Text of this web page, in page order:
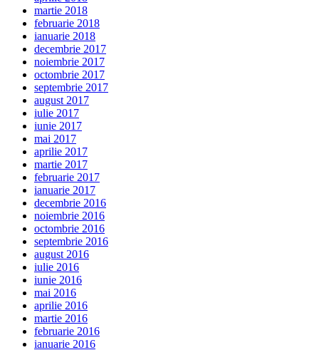
martie 2018
februarie 2018
ianuarie 2018
decembrie 2017
noiembrie 2017
octombrie 2017
septembrie 2017
august 2017
iulie 2017
iunie 2017
mai 2017
aprilie 2017
martie 2017
februarie 2017
ianuarie 2017
decembrie 2016
noiembrie 2016
octombrie 2016
septembrie 2016
august 2016
iulie 2016
iunie 2016
mai 2016
aprilie 2016
martie 2016
februarie 2016
ianuarie 2016